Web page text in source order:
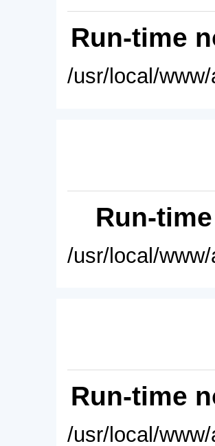
Run-time
/usr/local/
Run-
/usr/local/
Run-time
/usr/local/